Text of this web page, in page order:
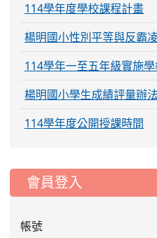
114學年度學校課程計畫
楊明國小性別平等與反霸
114學年一至五年級實施
楊明國小學生成績評量辦法
114學年度公開授課時間
::: 會員登入
帳號